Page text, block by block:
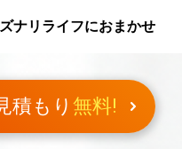
ナリライフにおまかせ
積もり 無料!